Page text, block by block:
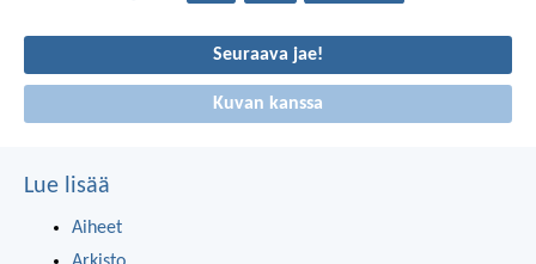
Seuraava jae!
Kuvan kanssa
Lue lisää
Aiheet